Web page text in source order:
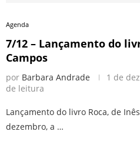
Agenda
7/12 – Lançamento do
Campos
por Barbara Andrade 1 de
de leitura
Lançamento do livro Roca, de
dezembro, a …